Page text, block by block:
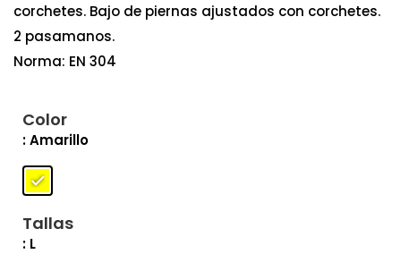
corchetes. Bajo de piernas ajustados con corchetes.
2 pasamanos.
Norma: EN 304
Color
: Amarillo
Tallas
: L